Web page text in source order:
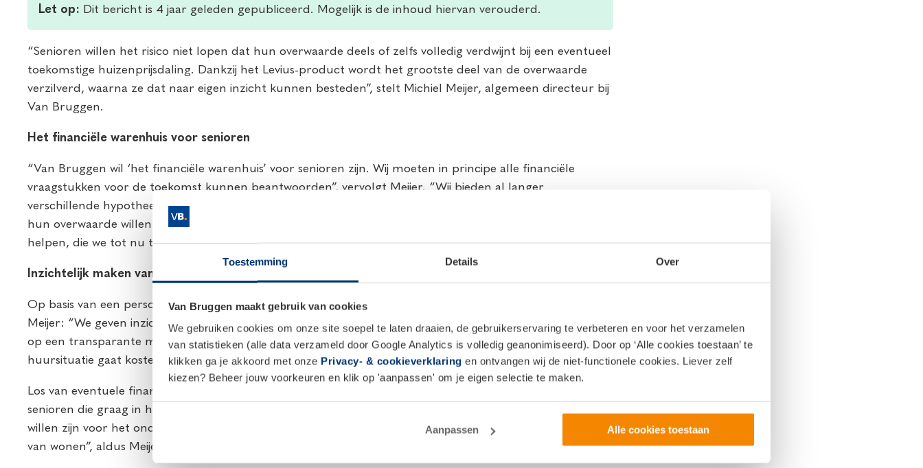
Toestemming Details Over
Van Bruggen maakt gebruik van cookies
We gebruiken cookies om onze site soepel te laten draaien, de gebruikerservaring te verbeteren en voor het verzamelen
van statistieken (alle data verzameld door Google Analytics is volledig geanonimiseerd). Door op ‘Alle cookies toestaan’ te
klikken ga je akkoord met onze Privacy- & cookieverklaring en ontvangen wij de niet-functionele cookies. Liever zelf
kiezen? Beheer jouw voorkeuren en klik op 'aanpassen' om je eigen selectie te maken.
Aanpassen Alle cookies toestaan
Let op: Dit bericht is 4 jaar geleden gepubliceerd. Mogelijk is de inhoud hiervan verouderd.
“Senioren willen het risico niet lopen dat hun overwaarde deels of zelfs volledig verdwijnt bij een eventueel
toekomstige huizenprijsdaling. Dankzij het Levius-product wordt het grootste deel van de overwaarde
verzilverd, waarna ze dat naar eigen inzicht kunnen besteden”, stelt Michiel Meijer, algemeen directeur bij
Van Bruggen.
Het financiële warenhuis voor senioren
“Van Bruggen wil ‘het financiële warenhuis’ voor senioren zijn. Wij moeten in principe alle financiële
vraagstukken voor de toekomst kunnen beantwoorden”, vervolgt Meijer. “Wij bieden al langer
verschillende hypotheekmogelijkheden voor senioren die willen verhuizen, verbouwen, verduurzamen of
hun overwaarde willen verzilveren. Maar met deze uitbreiding kunnen we echt een specifieke groep
helpen, die we tot nu toe niet optimaal konden bedienen.”
Inzichtelijk maken van de financiële mogelijkheden
Op basis van een persoonlijk plan wordt uitgezocht of deze constructie een goede optie is voor de senior.
Meijer: “We geven inzicht in de nieuwe huursituatie en de financiële aandachtspunten Zodoende wordt
op een transparante manier duidelijk wat het verzilveren van de overwaarde oplevert, maar ook wat de
huursituatie gaat kosten.”
Los van eventuele financiële voordelen worden een aantal zorgen uit handen genomen. “Er zijn veel
senioren die graag in hun eigen huis willen blijven wonen, maar bijvoorbeeld niet meer verantwoordelijk
willen zijn voor het onderhoud. Ook om die reden zorgt deze verzilverpropositie voor een zorgeloze vorm
van wonen”, aldus Meijer.